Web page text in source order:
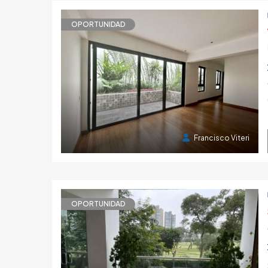
OPORTUNIDAD
Francisco Viteri
2 meses atrás
OPORTUNIDAD
1 año atrás
USD 390,000